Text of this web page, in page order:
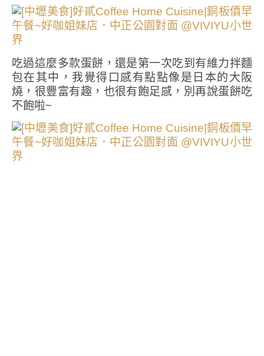
吃過這麼多款蛋餅，還是第一次吃到有維力拌麵
包在其中，我覺得口感有點點像是日本的大阪
燒，很豐富有趣，也很有飽足感，別再說蛋餅吃
不飽啦~